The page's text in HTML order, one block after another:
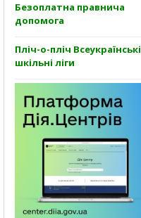
Безоплатна правнича
допомога
Пліч-о-пліч Всеукраїнські
шкільні ліги